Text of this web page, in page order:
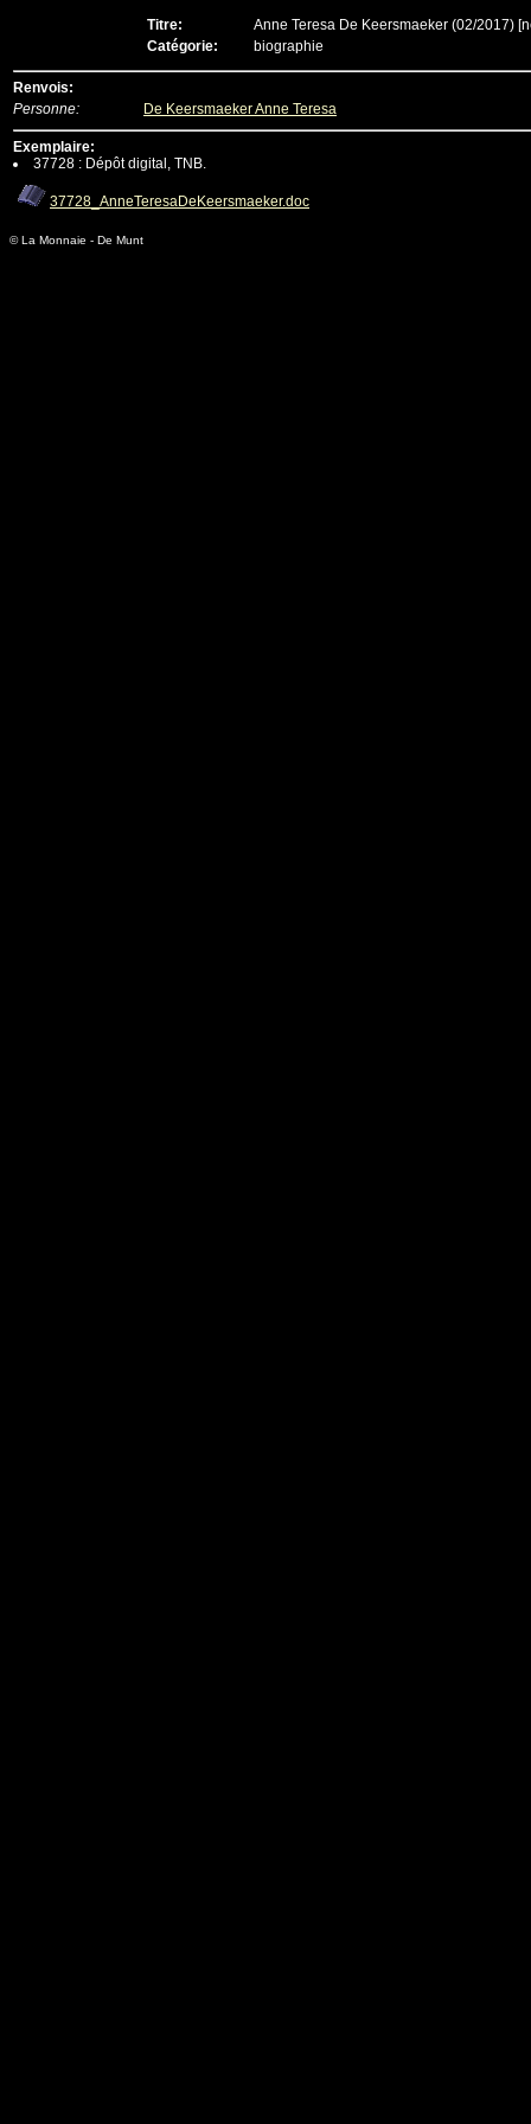
Titre: Anne Teresa De Keersmaeker (02/2017)
Catégorie:
biographie
Renvois:
Personne:
De Keersmaeker Anne Teresa
Exemplaire:
37728 : Dépôt digital, TNB.
37728_AnneTeresaDeKeersmaeker.doc
© La Monnaie - De Munt